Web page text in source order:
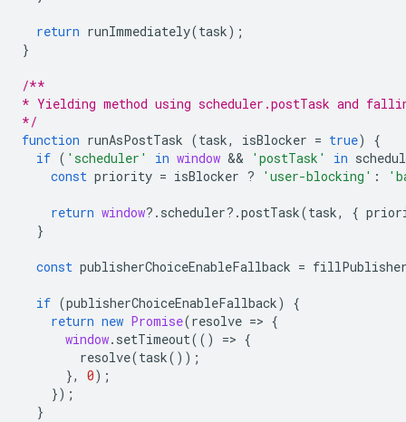
return runImmediately(task);
}
/**
* Yielding method using scheduler.postTask and
*/
function runAsPostTask (task, isBlocker = true)
{
if ( 'scheduler' in window && 'postTask' in
const priority = isBlocker ? 'user-blocking' :
return window? . scheduler? .postTask(task, {
}
const publisherChoiceEnableFallback =
if (publisherChoiceEnableFallback)
{
return new Promise(resolve => {
window. setTimeout(() => {
resolve(task());
},
0);
});
}